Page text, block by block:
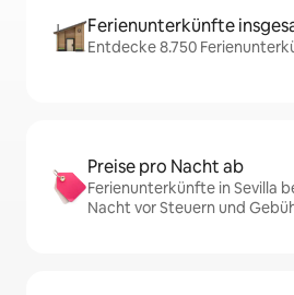
Ferienunterkünfte
Entdecke 8.750
Preise pro Nacht ab
Ferienunterkünfte in Sevilla
Nacht vor Steuern und